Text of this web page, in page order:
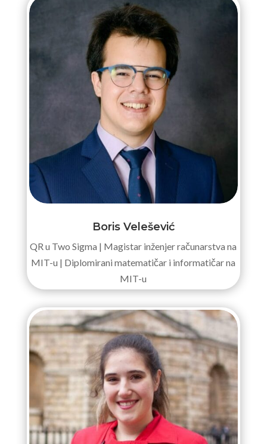
Boris Velešević
QR u Two Sigma | Magistar inženjer računarstva na
MIT-u | Diplomirani matematičar i informatičar na
MIT-u